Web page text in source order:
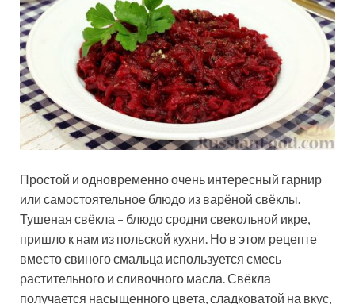
Простой и одновременно очень интересный гарнир
или самостоятельное блюдо из варёной свёклы.
Тушеная свёкла – блюдо сродни свекольной икре,
пришло к нам из польской кухни. Но в этом рецепте
вместо свиного смальца используется смесь
растительного и сливочного масла. Свёкла
получается насыщенного цвета, сладковатой на вкус,